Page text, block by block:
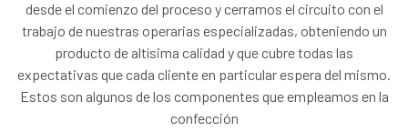
desde el comienzo del proceso y cerramos el circuito con el
trabajo de nuestras operarias especializadas, obteniendo un
producto de altísima calidad y que cubre todas las
expectativas que cada cliente en particular espera del mismo.
Estos son algunos de los componentes que empleamos en la
confección